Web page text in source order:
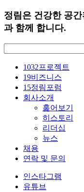
정림은 건강한 공
과 함께 합니다.
1032프로젝트
19비즈니스
15정림포럼
회사소개
훑어보기
히스토리
리더십
뉴스
채용
연락 및 문의
인스타그램
유튜브